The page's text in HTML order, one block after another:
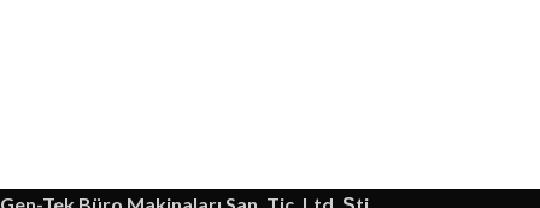
Gen-Tek Büro Makinaları San. Tic. Ltd. Şti.